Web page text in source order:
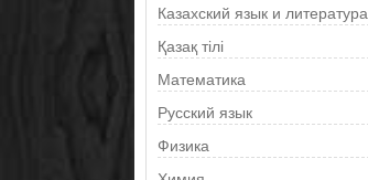
Казахский язык и литература
Қазақ тілі
Математика
Русский язык
Физика